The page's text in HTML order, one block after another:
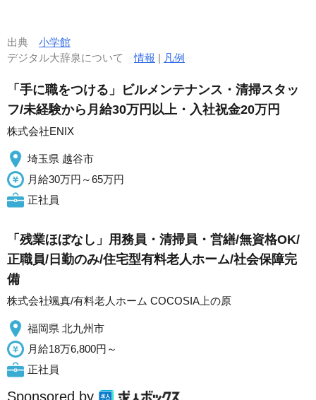
出典 小学館
デジタル大辞泉について情報 | 凡例
「手に職をつける」ビルメンテナンス・清掃スタッ
フ/未経験から月給30万円以上・入社祝金20万円
株式会社ENIX
埼玉県 越谷市
月給30万円～65万円
正社員
「残業ほぼなし」用務員・清掃員・営繕/無資格OK/
正職員/日勤のみ/住宅型有料老人ホーム/社会保障完
備
株式会社颯真/有料老人ホーム COCOSIA上の原
福岡県 北九州市
月給18万6,800円～
正社員
Sponsored by